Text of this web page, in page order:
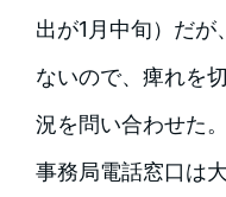
出が1月中旬）だ
ないので、痺れを
況を問い合わせた。
事務局電話窓口は